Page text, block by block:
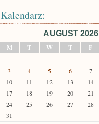
Kalendarz:
AUGUST 2026
M
T W T F
3
4 5 6 7
10
11 12 13 14
17
18 19 20 21
24
25 26 27 28
31